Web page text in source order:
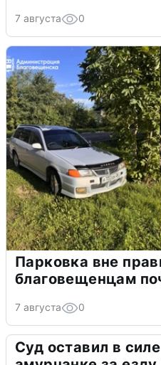
7 августа 0
Парковка вне
благовещенцам
7 августа 0
Суд оставил в